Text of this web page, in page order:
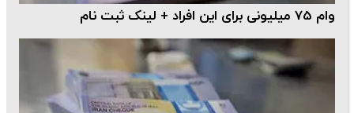
وام 75 میلیونی برای این افراد + لینک ثبت نام